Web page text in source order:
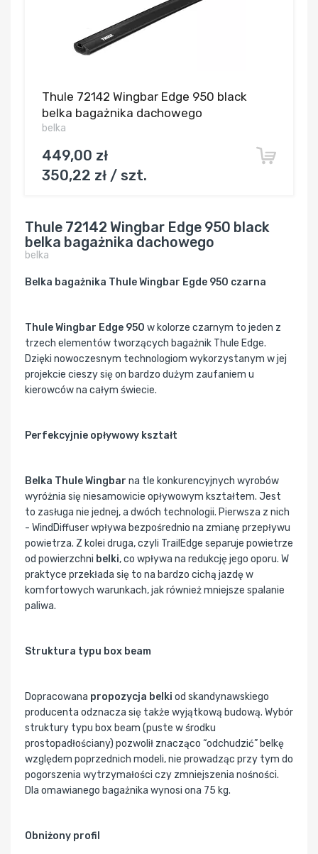
Thule 72142 Wingbar Edge 950 black
belka bagażnika dachowego
belka
449,00 zł
350,22 zł / szt.
Thule 72142 Wingbar Edge 950 black
belka bagażnika dachowego
belka
Belka bagażnika Thule Wingbar Egde 950 czarna
Thule Wingbar Edge 950 w kolorze czarnym to jeden z
trzech elementów tworzących bagażnik Thule Edge.
Dzięki nowoczesnym technologiom wykorzystanym w jej
projekcie cieszy się on bardzo dużym zaufaniem u
kierowców na całym świecie.
Perfekcyjnie opływowy kształt
Belka Thule Wingbar na tle konkurencyjnych wyrobów
wyróżnia się niesamowicie opływowym kształtem. Jest
to zasługa nie jednej, a dwóch technologii. Pierwsza z nich
- WindDiffuser wpływa bezpośrednio na zmianę przepływu
powietrza. Z kolei druga, czyli TrailEdge separuje powietrze
od powierzchni belki, co wpływa na redukcję jego oporu. W
praktyce przekłada się to na bardzo cichą jazdę w
komfortowych warunkach, jak również mniejsze spalanie
paliwa.
Struktura typu box beam
Dopracowana propozycja belki od skandynawskiego
producenta odznacza się także wyjątkową budową. Wybór
struktury typu box beam (puste w środku
prostopadłościany) pozwolił znacząco “odchudzić” belkę
względem poprzednich modeli, nie prowadząc przy tym do
pogorszenia wytrzymałości czy zmniejszenia nośności.
Dla omawianego bagażnika wynosi ona 75 kg.
Obniżony profil